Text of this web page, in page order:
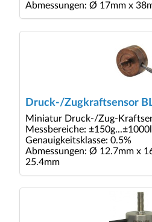
Abmessungen: Ø 17mm x
Druck-/Zugkraftsensor
Miniatur Druck-/Zug-
Messbereiche:
Genauigkeitsklasse: 0.5%
Abmessungen: Ø 12.7mm x
25.4mm